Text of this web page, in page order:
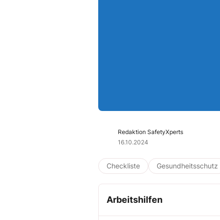
Redaktion SafetyXperts
16.10.2024
Checkliste Gesundheitsschutz
Arbeitshilfen